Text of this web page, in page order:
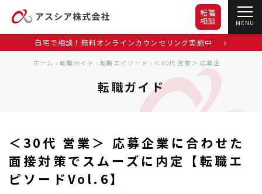
MENU
転職
相談
自宅で相談！無料オンラインカウンセリング実施中
ホーム › 転職ガイド › 転職エピソード › ＜30代 営業＞ 応募企業に合わせた面接対策でスムーズに内定【転職エピソードVol.6】
転職ガイド
＜30代 営業＞ 応募企業に合わせた
面接対策でスムーズに内定【転職エ
ピソードVol.6】